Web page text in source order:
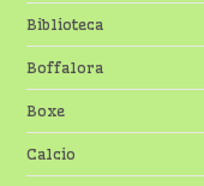
Biblioteca
Boffalora
Boxe
Calcio